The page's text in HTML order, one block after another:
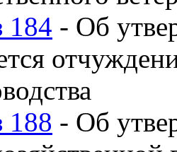
184 - Об
188 - Об